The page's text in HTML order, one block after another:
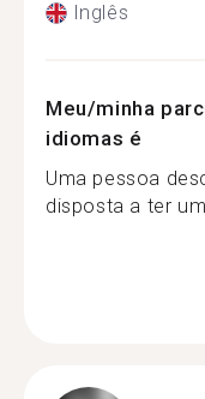
Inglês
Meu/minha
idiomas é
Uma pessoa
disposta a ter